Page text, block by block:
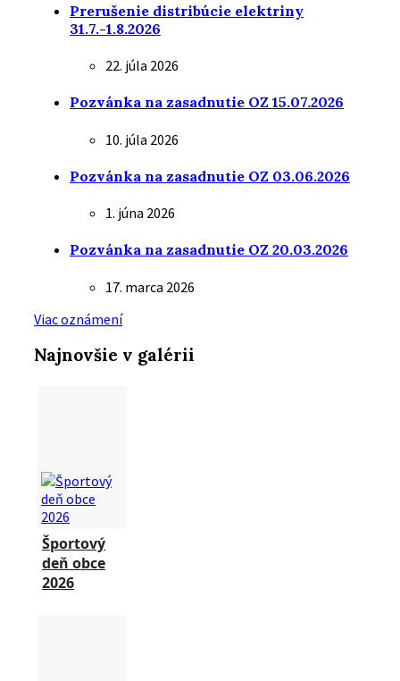
Prerušenie distribúcie elektriny
31.7.-1.8.2026
22. júla 2026
Pozvánka na zasadnutie OZ 15.07.2026
10. júla 2026
Pozvánka na zasadnutie OZ 03.06.2026
1. júna 2026
Pozvánka na zasadnutie OZ 20.03.2026
17. marca 2026
Viac oznámení
Najnovšie v galérii
Športový
deň obce
2026